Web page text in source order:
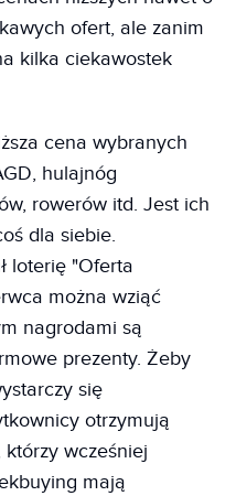
ofert, ale zanim
kilka ciekawostek
cena wybranych
hulajnóg
rowerów itd. Jest ich
dla siebie.
loterię "Oferta
można wziąć
nagrodami są
prezenty. Żeby
się
otrzymują
wcześniej
mają